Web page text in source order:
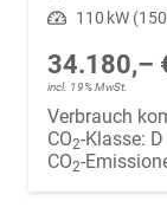
Leistung 110 kW
34.180,–
incl. 19% MwSt.
Verbrauch
CO2-Klasse: D
CO2-